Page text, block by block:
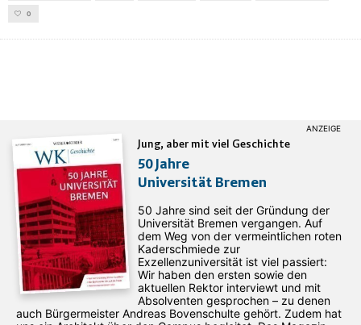
0
Jung, aber mit viel Geschichte
50 Jahre
Universität Bremen
50 Jahre sind seit der Gründung der
Universität Bremen vergangen. Auf
dem Weg von der vermeintlichen roten
Kaderschmiede zur
Exzellenzuniversität ist viel passiert:
Wir haben den ersten sowie den
aktuellen Rektor interviewt und mit
Absolventen gesprochen – zu denen
auch Bürgermeister Andreas Bovenschulte gehört. Zudem hat